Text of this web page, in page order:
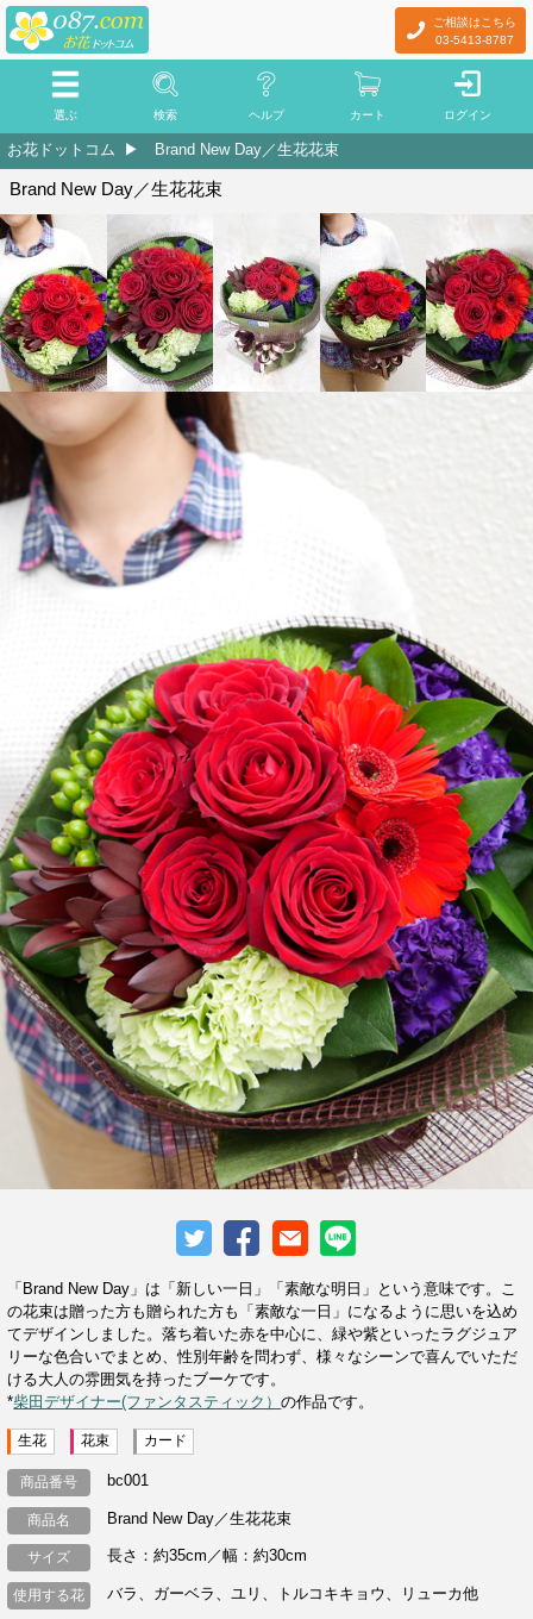
ご相談はこちら
03-5413-8787
選ぶ 検索 ヘルプ カート ログイン
お花ドットコム Brand New Day／生花花束
Brand New Day／生花花束
「Brand New Day」は「新しい一日」「素敵な明日」という意味です。こ
の花束は贈った方も贈られた方も「素敵な一日」になるように思いを込め
てデザインしました。落ち着いた赤を中心に、緑や紫といったラグジュア
リーな色合いでまとめ、性別年齢を問わず、様々なシーンで喜んでいただ
ける大人の雰囲気を持ったブーケです。
*柴田デザイナー(ファンタスティック）の作品です。
生花 花束 カード
商品番号 bc001
商品名 Brand New Day／生花花束
サイズ 長さ：約35cm／幅：約30cm
使用する花 バラ、ガーベラ、ユリ、トルコキキョウ、リューカ他